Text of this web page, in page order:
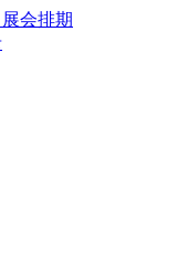
会排期